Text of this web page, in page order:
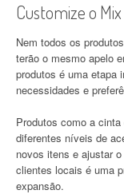
Customize o
Nem todos os
terão o mesmo apelo
produtos é uma etapa
necessidades e
Produtos como a
diferentes níveis de
novos itens e ajustar
clientes locais é uma
expansão.